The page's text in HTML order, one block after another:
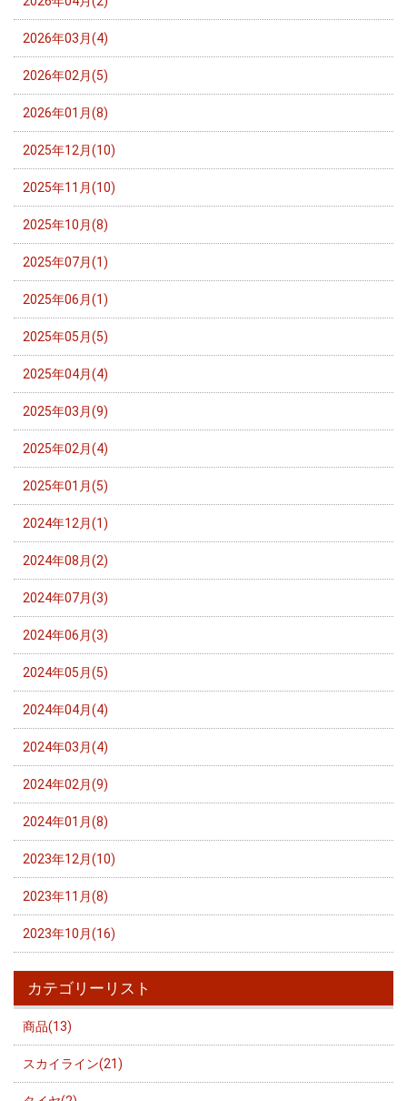
2026年03月(4)
2026年02月(5)
2026年01月(8)
2025年12月(10)
2025年11月(10)
2025年10月(8)
2025年07月(1)
2025年06月(1)
2025年05月(5)
2025年04月(4)
2025年03月(9)
2025年02月(4)
2025年01月(5)
2024年12月(1)
2024年08月(2)
2024年07月(3)
2024年06月(3)
2024年05月(5)
2024年04月(4)
2024年03月(4)
2024年02月(9)
2024年01月(8)
2023年12月(10)
2023年11月(8)
2023年10月(16)
カテゴリーリスト
商品(13)
スカイライン(21)